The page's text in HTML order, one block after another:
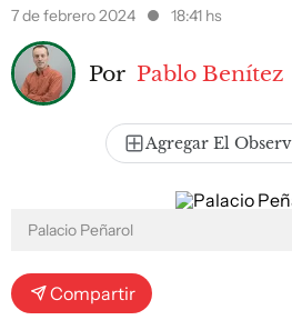
7 de febrero 2024
18:41 hs
Por Pablo Benítez
Agregar El
Palacio Peñarol
Compartir